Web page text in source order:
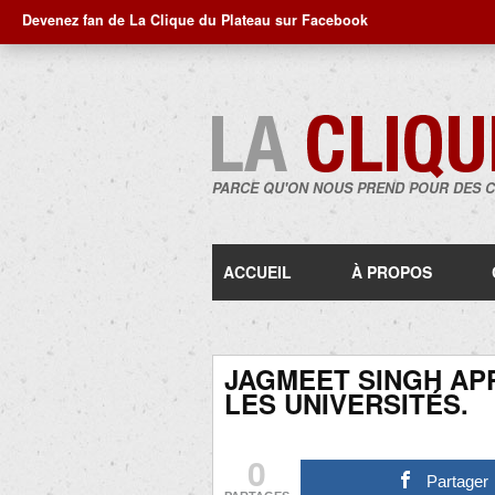
Devenez fan de La Clique du Plateau sur Facebook
PARCE QU'ON NOUS PREND POUR DES
ACCUEIL À PROPOS
JAGMEET SINGH
LES UNIVERSITÉS.
0 Partager